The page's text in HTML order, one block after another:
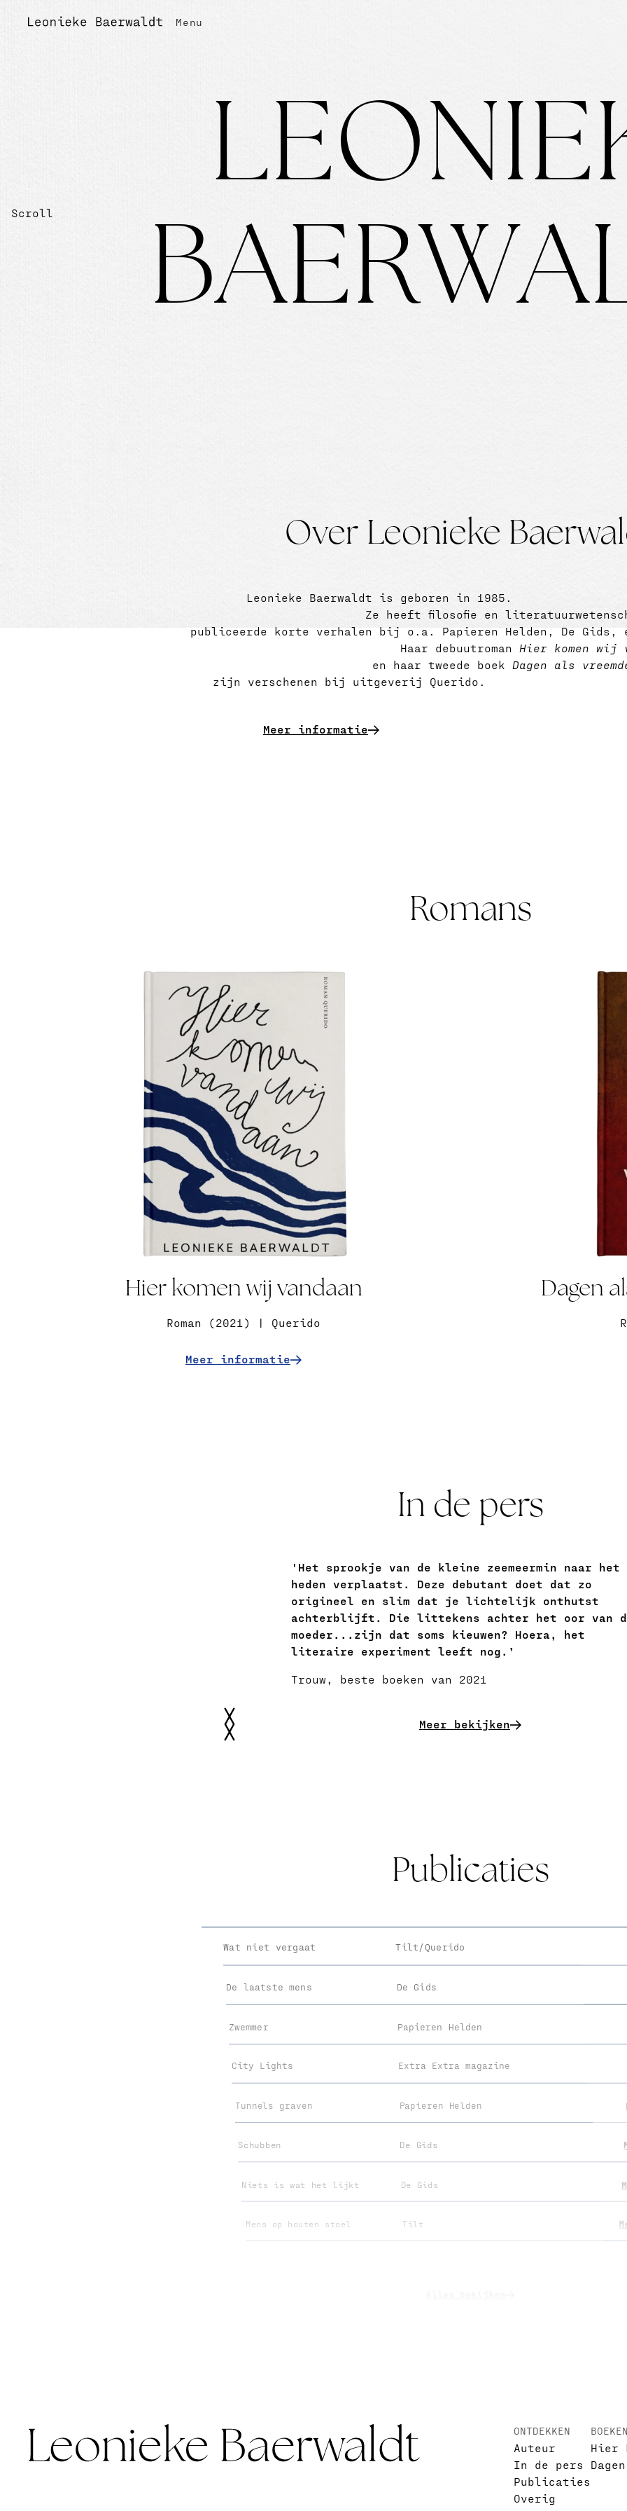
Menu
LEONIE
BAERWA
Scroll
Over Leonieke
Leonieke Baerwaldt is geboren in 1985.
Ze heeft filosofie en
publiceerde korte verhalen bij o.a. Papieren Helden, De Gids,
Haar debuutroman Hier komen wij
en haar tweede boek Dagen als
zijn verschenen bij uitgeverij Querido.
Meer informatie
Romans
Hier komen wij vandaan
Roman (2021) | Querido
Meer informatie
Dagen
In de pers
'Het sprookje van de kleine zeemeermin naar het
heden verplaatst. Deze debutant doet dat zo
origineel en slim dat je lichtelijk onthutst
achterblijft. Die littekens achter het oor van
moeder...zijn dat soms kieuwen? Hoera, het
literaire experiment leeft nog.’
Trouw, beste boeken van 2021
Slide 2 of 4.
Meer bekijken
Publicaties
Wat niet vergaat Tilt/Querido
De laatste mens De Gids
Zwemmer Papieren Helden
City Lights Extra Extra magazine
Tunnels graven Papieren Helden
Schubben De Gids
Niets is wat het lijkt De Gids
Mens op houten stoel Tilt
ONTDEKKEN
Auteur
In de pers
Publicaties
Overig
BOEKEN
Hier